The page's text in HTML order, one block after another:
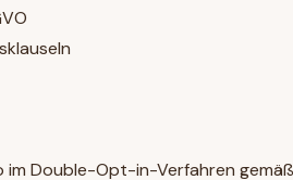
Double-Opt-in-Verfahren gemäß